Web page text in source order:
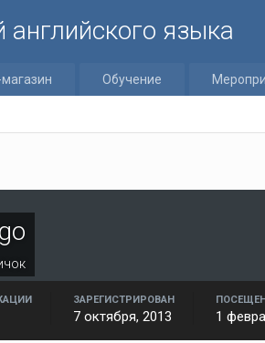
языка
Обучение
ЗАРЕГИСТРИРОВАН
7 октября, 2013 1